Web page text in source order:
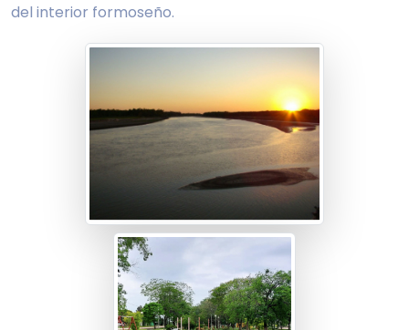
del interior formoseño.